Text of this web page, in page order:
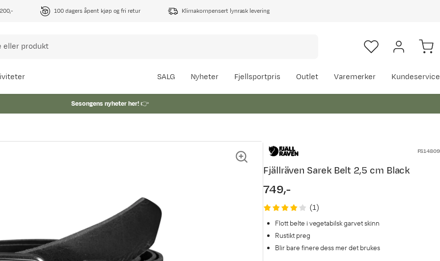
100 dagers åpent kjøp og fri retur Klimakompensert lynrask levering
SALG Nyheter Fjellsportpris Outlet Varemerker Kundeservice
Sesongens nyheter her!👉
FS14809
Fjällräven Sarek Belt 2,5 cm Black
price
749,-
(1)
Flott belte i vegetabilsk garvet skinn
Rustikt preg
Blir bare finere dess mer det brukes